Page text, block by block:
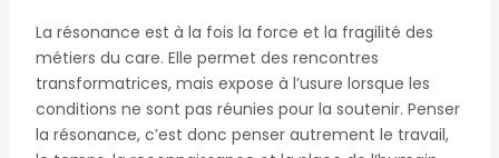
La résonance est à la fois la force et la fragilité des
métiers du care. Elle permet des rencontres
transformatrices, mais expose à l’usure lorsque les
conditions ne sont pas réunies pour la soutenir. Penser
la résonance, c’est donc penser autrement le travail,